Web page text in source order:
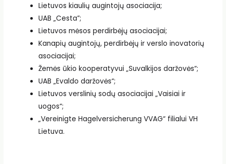
Lietuvos kiaulių augintojų asociacija;
UAB „Cesta”;
Lietuvos mėsos perdirbėjų asociacijai;
Kanapių augintojų, perdirbėjų ir verslo inovatorių
asociacijai;
Žemės ūkio kooperatyvui „Suvalkijos daržovės“;
UAB „Evaldo daržovės“;
Lietuvos verslinių sodų asociacijai „Vaisiai ir
uogos“;
„Vereinigte Hagelversicherung VVAG“ filialui VH
Lietuva.